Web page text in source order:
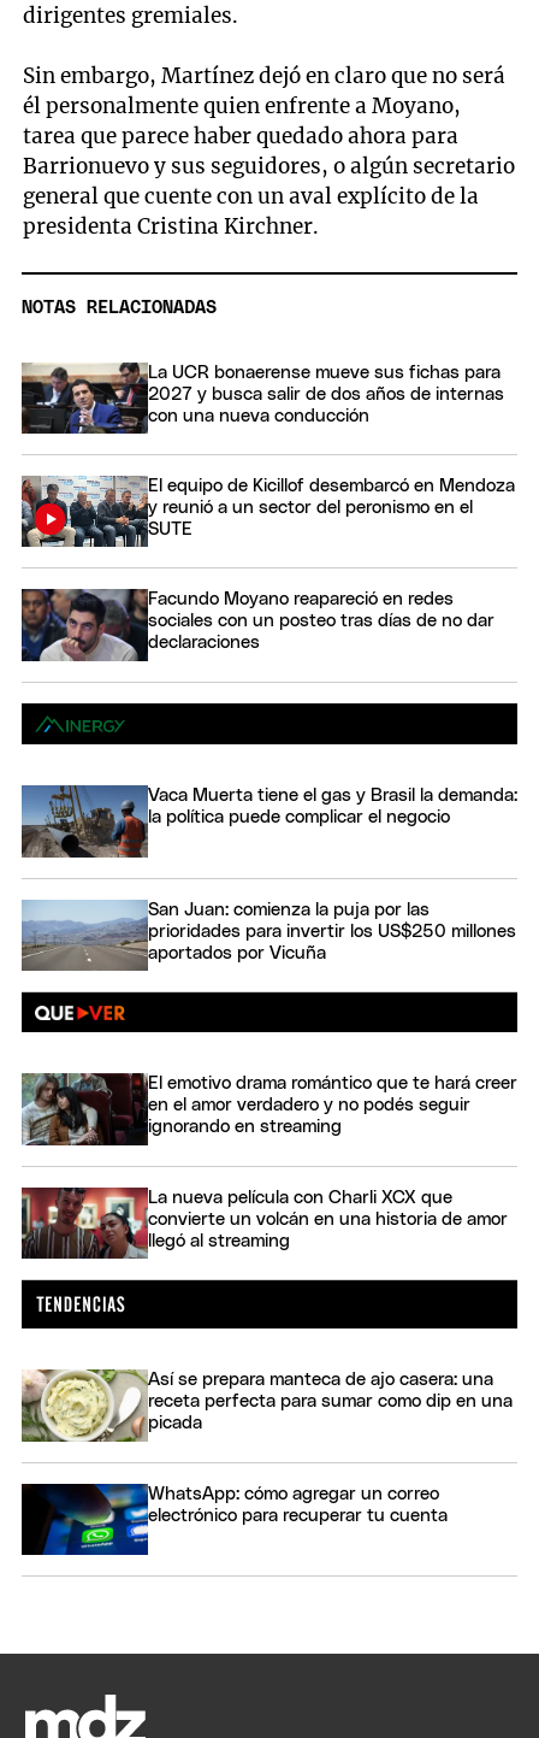
dirigentes gremiales.
Sin embargo, Martínez dejó en claro que no será
él personalmente quien enfrente a Moyano,
tarea que parece haber quedado ahora para
Barrionuevo y sus seguidores, o algún secretario
general que cuente con un aval explícito de la
presidenta Cristina Kirchner.
NOTAS RELACIONADAS
La UCR bonaerense mueve sus fichas para
2027 y busca salir de dos años de internas
con una nueva conducción
El equipo de Kicillof desembarcó en Mendoza
y reunió a un sector del peronismo en el
SUTE
Facundo Moyano reapareció en redes
sociales con un posteo tras días de no dar
declaraciones
Vaca Muerta tiene el gas y Brasil la demanda:
la política puede complicar el negocio
San Juan: comienza la puja por las
prioridades para invertir los US$250 millones
aportados por Vicuña
El emotivo drama romántico que te hará creer
en el amor verdadero y no podés seguir
ignorando en streaming
La nueva película con Charli XCX que
convierte un volcán en una historia de amor
llegó al streaming
Así se prepara manteca de ajo casera: una
receta perfecta para sumar como dip en una
picada
WhatsApp: cómo agregar un correo
electrónico para recuperar tu cuenta